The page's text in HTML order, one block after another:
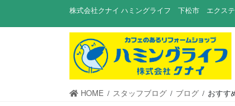
株式会社クナイ ハミングライフ 下松市 エクス
HOME スタッフブログ ブログ おすす